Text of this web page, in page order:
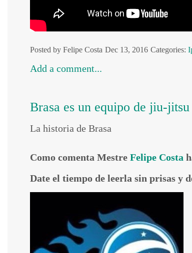
Posted by Felipe Costa Dec 13, 2016 Categories:
Add a comment...
Brasa es un equipo de jiu-
La historia de Brasa
Como comenta Mestre Felipe Costa
Date el tiempo de leerla sin prisas y